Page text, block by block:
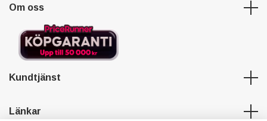
Om oss
Kundtjänst
Länkar